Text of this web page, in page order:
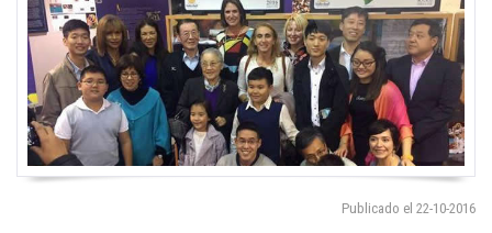
Publicado el 22-10-2016